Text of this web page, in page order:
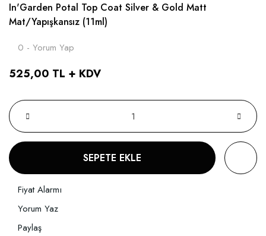
In'Garden Potal Top Coat Silver & Gold Matt
Mat/Yapışkansız (11ml)
0 - Yorum Yap
525,00 TL + KDV
SEPETE EKLE
Fiyat Alarmı
Yorum Yaz
Paylaş